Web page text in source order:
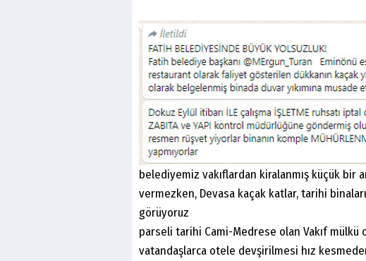
belediyemiz vakıflardan kiralanmış küçük bir
vermezken, Devasa kaçak katlar, tarihi
görüyoruz
parseli tarihi Cami-Medrese olan Vakıf
vatandaşlarca otele devşirilmesi hız